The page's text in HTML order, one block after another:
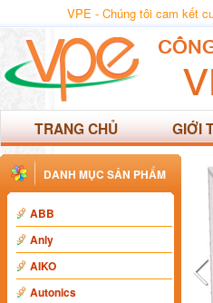
VPE - Chúng tôi cam kết
TRANG CHỦ GIỚI
DANH MỤC SẢN PHẨM
ABB
Anly
AIKO
Autonics